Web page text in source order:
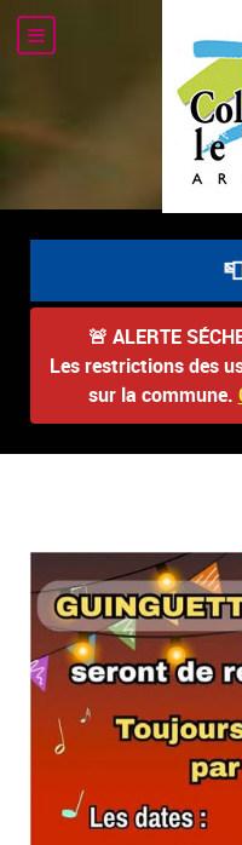
📮
🚨 ALERTE
Les restrictions des
sur la commune.